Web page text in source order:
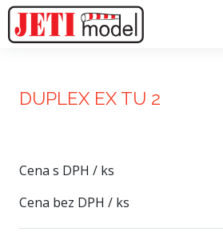
DUPLEX EX TU 2
Cena s DPH / ks
Cena bez DPH / ks